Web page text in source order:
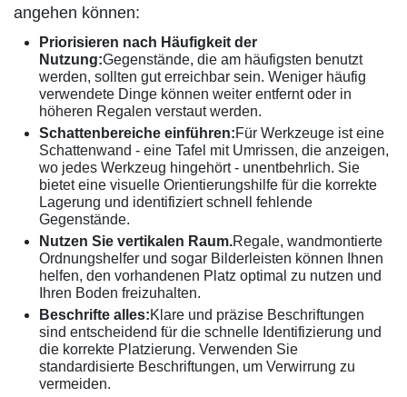
angehen können:
Priorisieren nach Häufigkeit der
Nutzung:Gegenstände, die am häufigsten benutzt
werden, sollten gut erreichbar sein. Weniger häufig
verwendete Dinge können weiter entfernt oder in
höheren Regalen verstaut werden.
Schattenbereiche einführen:Für Werkzeuge ist eine
Schattenwand - eine Tafel mit Umrissen, die anzeigen,
wo jedes Werkzeug hingehört - unentbehrlich. Sie
bietet eine visuelle Orientierungshilfe für die korrekte
Lagerung und identifiziert schnell fehlende
Gegenstände.
Nutzen Sie vertikalen Raum.Regale, wandmontierte
Ordnungshelfer und sogar Bilderleisten können Ihnen
helfen, den vorhandenen Platz optimal zu nutzen und
Ihren Boden freizuhalten.
Beschrifte alles:Klare und präzise Beschriftungen
sind entscheidend für die schnelle Identifizierung und
die korrekte Platzierung. Verwenden Sie
standardisierte Beschriftungen, um Verwirrung zu
vermeiden.